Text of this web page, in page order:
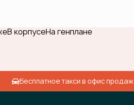
В корпусеНа генплане
Бесплатное такси в офис продаж